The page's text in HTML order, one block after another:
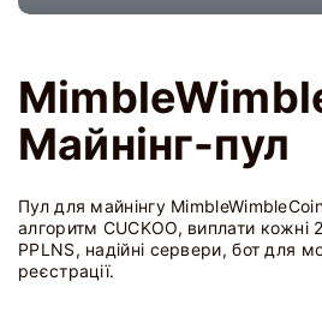
Майнінг-пул
Пул для майнінгу
алгоритм CUCKOO, виплати кожні
PPLNS, надійні сервери, бот для
реєстрації.